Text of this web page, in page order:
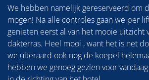
We hebben namelijk gereserveerd om
mogen! Na alle controles gaan we per
genieten eerst al van het mooie uitzicht
dakterras. Heel mooi , want het is net
we uiteraard ook nog de koepel
hebben we genoeg gezien voor